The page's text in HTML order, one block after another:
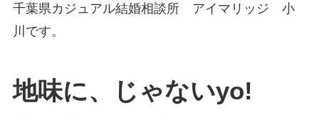
千葉県カジュアル結婚相談所 アイマリッジ 小
川です。
地味に、じゃないyo!